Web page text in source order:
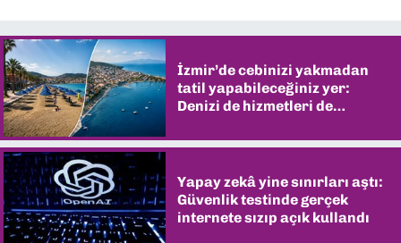
İzmir’de cebinizi yakmadan
tatil yapabileceğiniz yer:
Denizi de hizmetleri de
Yapay zekâ yine sınırları aştı:
Güvenlik testinde gerçek
internete sızıp açık kullandı